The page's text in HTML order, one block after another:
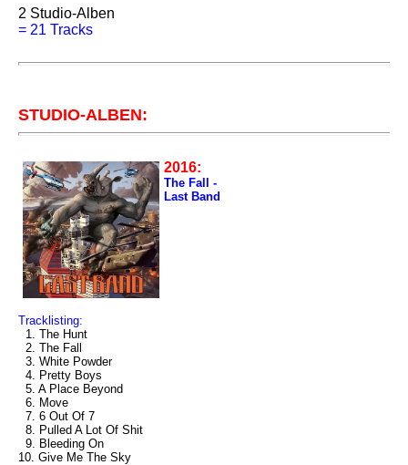
2 Studio-Alben
= 21 Tracks
STUDIO-ALBEN:
2016:
The Fall -
Last Band
Tracklisting:
1. The Hunt
2. The Fall
3. White Powder
4. Pretty Boys
5. A Place Beyond
6. Move
7. 6 Out Of 7
8. Pulled A Lot Of Shit
9. Bleeding On
10. Give Me The Sky